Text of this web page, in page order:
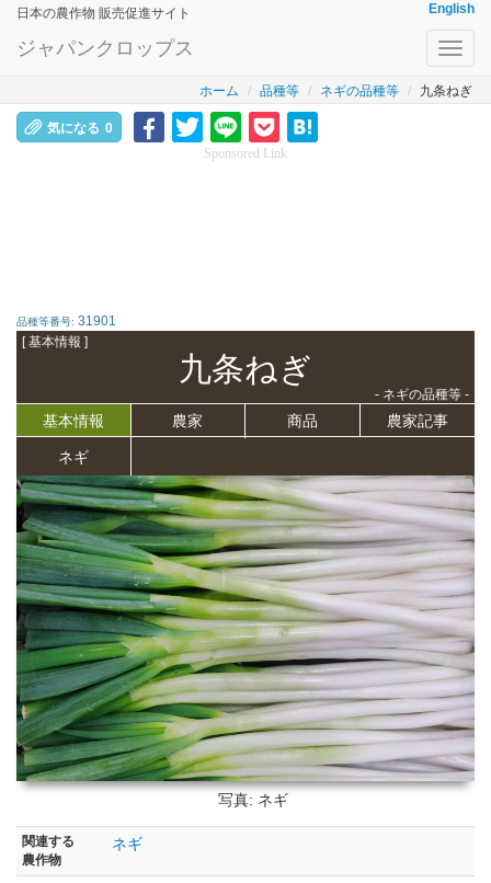
日本の農作物 販売促進サイト English
ジャパンクロップス
ホーム 品種等 ネギの品種等 九条ねぎ
気になる 0
Sponsored Link
品種等番号: 31901
[ 基本情報 ]
九条ねぎ
- ネギの品種等 -
基本情報 農家 商品 農家記事
ネギ
写真: ネギ
関連する
農作物
ネギ